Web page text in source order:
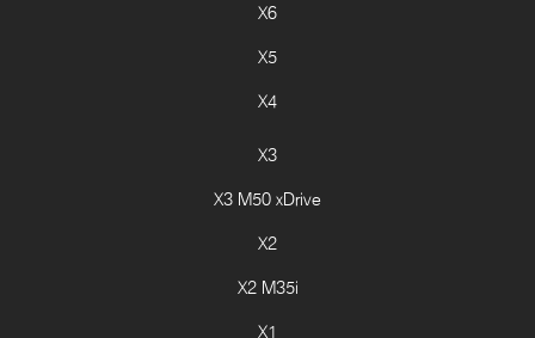
X6
X5
X4
X3
X3 M50 xDrive
X2
X2 M35i
X1